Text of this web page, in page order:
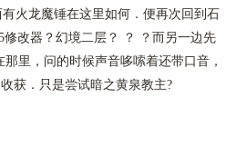
火龙魔锤在这里如何．便再次回到石
改器？幻境二层？ ？ ？而另一边先
里，问的时候声音哆嗦着还带口音，
获．只是尝试暗之黄泉教主?